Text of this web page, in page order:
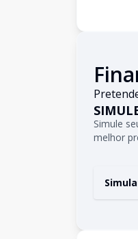
Simule
melhor